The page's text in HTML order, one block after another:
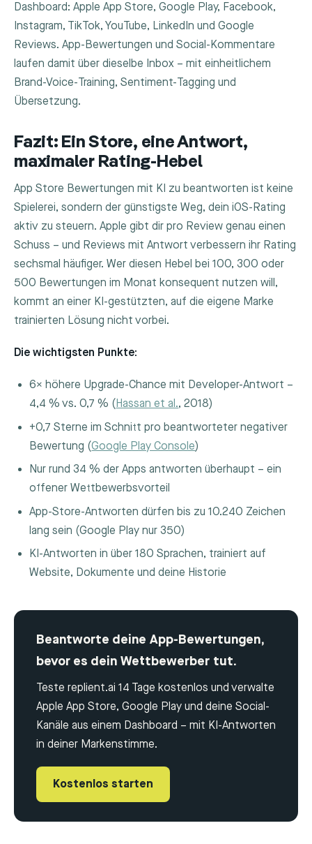
Dashboard: Apple App Store, Google Play, Facebook,
Instagram, TikTok, YouTube, LinkedIn und Google
Reviews. App-Bewertungen und Social-Kommentare
laufen damit über dieselbe Inbox – mit einheitlichem
Brand-Voice-Training, Sentiment-Tagging und
Übersetzung.
Fazit: Ein Store, eine Antwort,
maximaler Rating-Hebel
App Store Bewertungen mit KI zu beantworten ist keine
Spielerei, sondern der günstigste Weg, dein iOS-Rating
aktiv zu steuern. Apple gibt dir pro Review genau einen
Schuss – und Reviews mit Antwort verbessern ihr Rating
sechsmal häufiger. Wer diesen Hebel bei 100, 300 oder
500 Bewertungen im Monat konsequent nutzen will,
kommt an einer KI-gestützten, auf die eigene Marke
trainierten Lösung nicht vorbei.
Die wichtigsten Punkte:
6× höhere Upgrade-Chance mit Developer-Antwort –
4,4 % vs. 0,7 % (Hassan et al., 2018)
+0,7 Sterne im Schnitt pro beantworteter negativer
Bewertung (Google Play Console)
Nur rund 34 % der Apps antworten überhaupt – ein
offener Wettbewerbsvorteil
App-Store-Antworten dürfen bis zu 10.240 Zeichen
lang sein (Google Play nur 350)
KI-Antworten in über 180 Sprachen, trainiert auf
Website, Dokumente und deine Historie
Beantworte deine App-Bewertungen,
bevor es dein Wettbewerber tut.
Teste replient.ai 14 Tage kostenlos und verwalte
Apple App Store, Google Play und deine Social-
Kanäle aus einem Dashboard – mit KI-Antworten
in deiner Markenstimme.
Kostenlos starten